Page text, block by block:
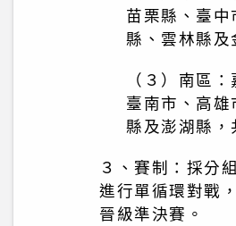
苗栗縣、臺
縣、雲林縣及
（３）南區
臺南市、高
縣及澎湖縣，
３、賽制：採分
進行單循環對戰
晉級準決賽。